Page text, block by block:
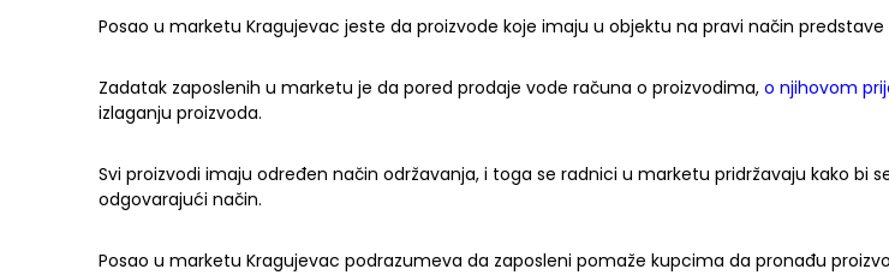
Posao u marketu Kragujevac jeste da proizvode koje imaju u objektu na pravi način
Zadatak zaposlenih u marketu je da pored prodaje vode računa o proizvodima, o njihovom
izlaganju proizvoda.
Svi proizvodi imaju određen način održavanja, i toga se radnici u marketu pridržavaju kako bi
odgovarajući način.
Posao u marketu Kragujevac podrazumeva da zaposleni pomaže kupcima da pronađu